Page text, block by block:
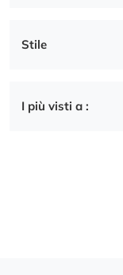
Stile
I più visti a :